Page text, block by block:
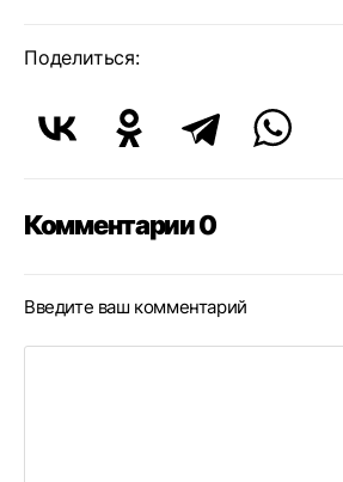
Поделиться:
Комментарии 0
Введите ваш комментарий